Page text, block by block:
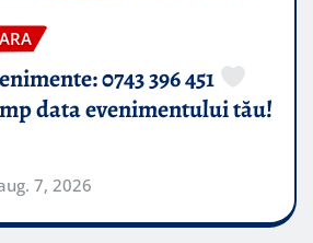
0743 396 451
data evenimentului tău!
7, 2026